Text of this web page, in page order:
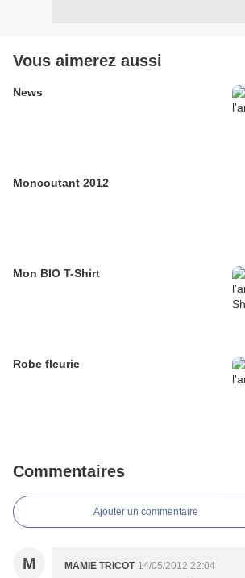
Vous aimerez aussi
News
Moncoutant 2012
Mon BIO T-Shirt
Robe fleurie
Commentaires
Ajouter un commentaire
M MAMIE TRICOT 14/05/2012 22:04